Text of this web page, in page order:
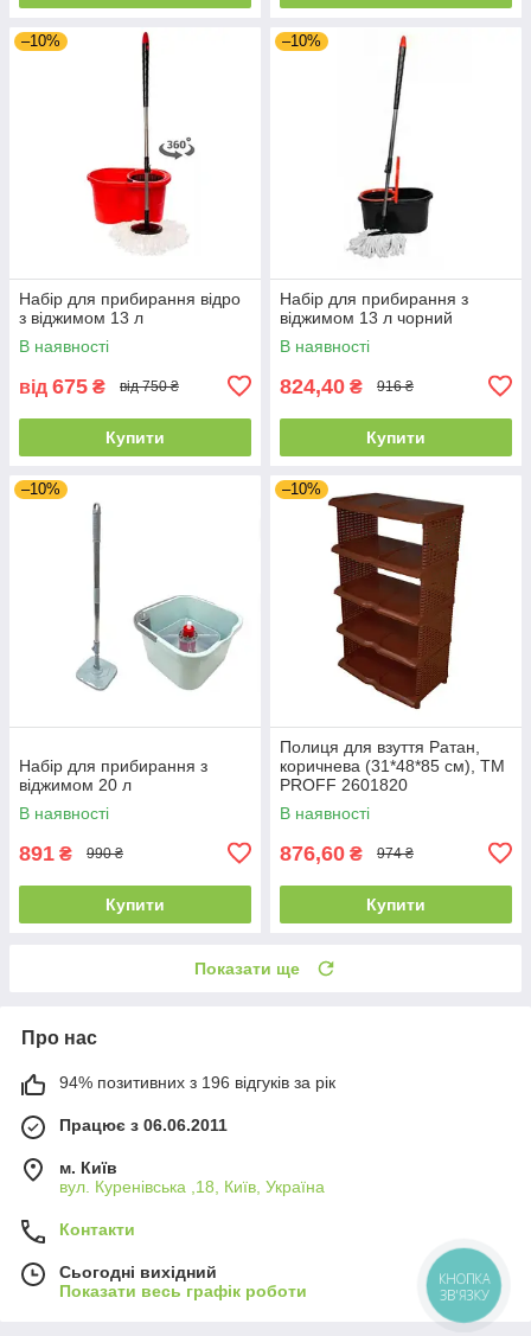
–10%
Набір для прибирання відро
з віджимом 13 л
В наявності
від 675 ₴ від 750 ₴
Купити
–10%
Набір для прибирання з
віджимом 13 л чорний
В наявності
824,40 ₴ 916 ₴
Купити
–10%
Набір для прибирання з
віджимом 20 л
В наявності
891 ₴ 990 ₴
Купити
–10%
Полиця для взуття Ратан,
коричнева (31*48*85 см), ТМ
PROFF 2601820
В наявності
876,60 ₴ 974 ₴
Купити
Показати ще
Про нас
94% позитивних з 196 відгуків за рік
Працює з 06.06.2011
м. Київ
вул. Куренівська ,18, Київ, Україна
Контакти
Сьогодні вихідний
Показати весь графік роботи
КНОПКА
ЗВ'ЯЗКУ